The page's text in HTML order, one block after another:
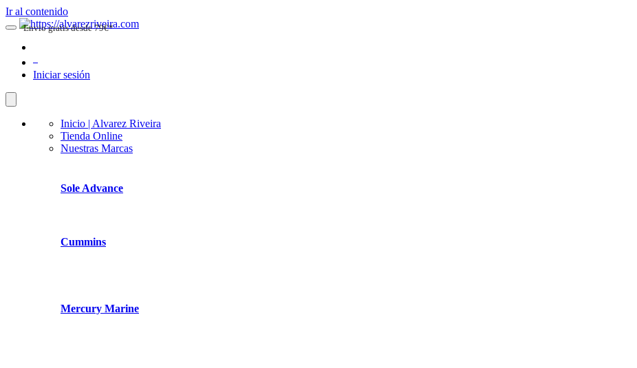
Ir al contenido
Iniciar sesión
Inicio | Alvarez Riveira
Tienda Online
Nuestras Marcas
Sole Advance
Cummins
Mercury Marine
Envio gratis desde 79€*